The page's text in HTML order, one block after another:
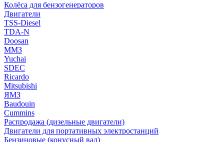
Колёса для бензогенераторов
Двигатели
TSS-Diesel
TDA-N
Doosan
ММЗ
Yuchai
SDEC
Ricardo
Mitsubishi
ЯМЗ
Baudouin
Cummins
Распродажа (дизельные двигатели)
Двигатели для портативных электростанций
Бензиновые (конусный вал)